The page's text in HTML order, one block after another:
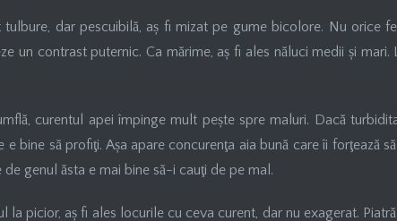
dar pescuibilă, aș fi mizat pe gume bicolore. Nu orice
un contrast puternic. Ca mărime, aș fi ales năluci medii și
curentul apei împinge mult pește spre maluri. Dacă
e bine să profiţi. Așa apare concurenţa aia bună care îi forţează
genul ăsta e mai bine să-i cauţi de pe mal.
la picior, aș fi ales locurile cu ceva curent, dar nu exagerat.